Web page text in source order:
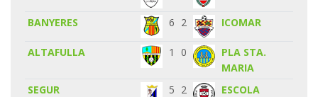
BANYERES 6 2 ICOMAR
ALTAFULLA 1 0
PLA STA.
MARIA
SEGUR
5 2
ESCOLA